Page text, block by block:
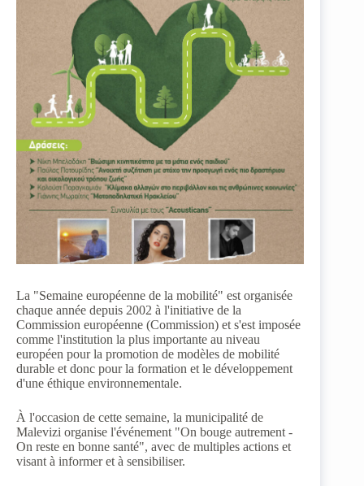
La "Semaine européenne de la mobilité" est organisée
chaque année depuis 2002 à l'initiative de la
Commission européenne (Commission) et s'est imposée
comme l'institution la plus importante au niveau
européen pour la promotion de modèles de mobilité
durable et donc pour la formation et le développement
d'une éthique environnementale.
À l'occasion de cette semaine, la municipalité de
Malevizi organise l'événement "On bouge autrement -
On reste en bonne santé", avec de multiples actions et
visant à informer et à sensibiliser.